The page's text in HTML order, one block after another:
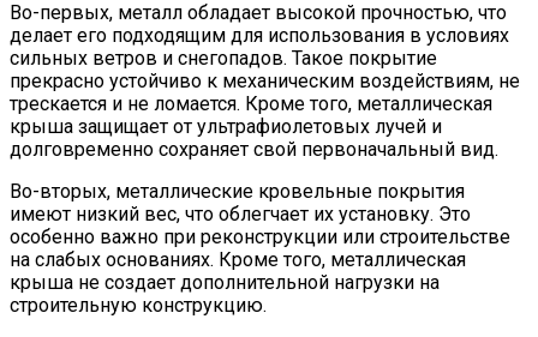
Во-первых, металл обладает высокой прочностью, что
делает его подходящим для использования в условиях
сильных ветров и снегопадов. Такое покрытие
прекрасно устойчиво к механическим воздействиям, не
трескается и не ломается. Кроме того, металлическая
крыша защищает от ультрафиолетовых лучей и
долговременно сохраняет свой первоначальный вид.
Во-вторых, металлические кровельные покрытия
имеют низкий вес, что облегчает их установку. Это
особенно важно при реконструкции или строительстве
на слабых основаниях. Кроме того, металлическая
крыша не создает дополнительной нагрузки на
строительную конструкцию.